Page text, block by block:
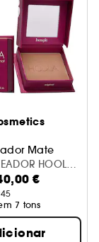
Mate
HOOLA
€
7 tons